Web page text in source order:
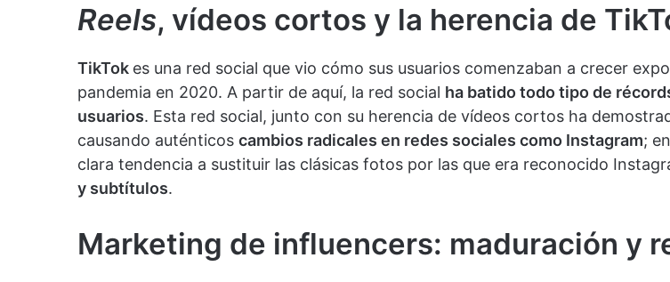
Reels, vídeos cortos y la herencia de
TikTok es una red social que vio cómo sus usuarios comenzaban a crecer
pandemia en 2020. A partir de aquí, la red social ha batido todo tipo de
usuarios. Esta red social, junto con su herencia de vídeos cortos ha
causando auténticos cambios radicales en redes sociales como Instagram;
clara tendencia a sustituir las clásicas fotos por las que era reconocido
y subtítulos.
Marketing de influencers: maduración y